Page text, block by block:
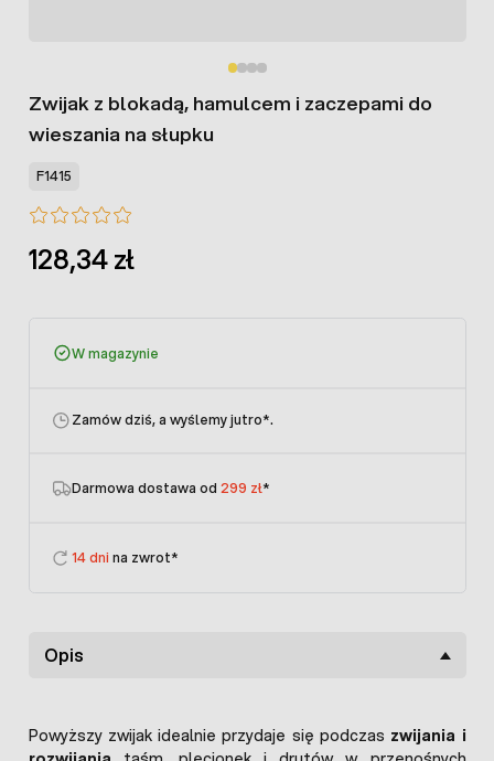
Zwijak z blokadą, hamulcem i zaczepami do
wieszania na słupku
F1415
128,34 zł
W magazynie
Zamów dziś, a wyślemy jutro*.
Darmowa dostawa od 299 zł*
14 dni na zwrot*
Opis
Powyższy zwijak idealnie przydaje się podczas zwijania i